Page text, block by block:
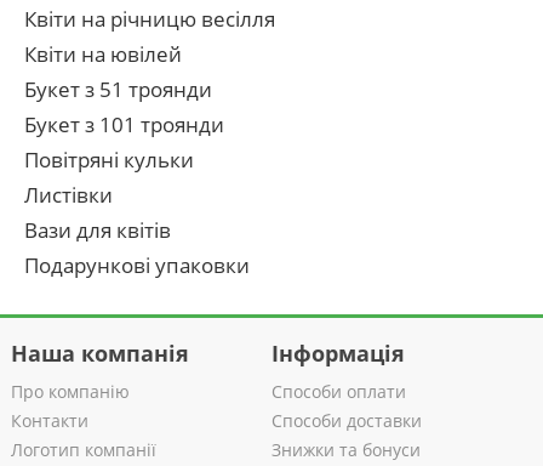
Квіти на річницю весілля
Квіти на ювілей
Букет з 51 троянди
Букет з 101 троянди
Повітряні кульки
Листівки
Вази для квітів
Подарункові упаковки
Наша компанія
Про компанію
Контакти
Логотип компанії
Інформація
Способи оплати
Способи доставки
Знижки та бонуси